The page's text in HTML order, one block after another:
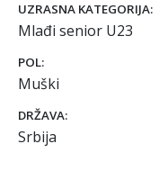
UZRASNA KATEGORIJA:
Mlađi senior U23
POL:
Muški
DRŽAVA:
Srbija